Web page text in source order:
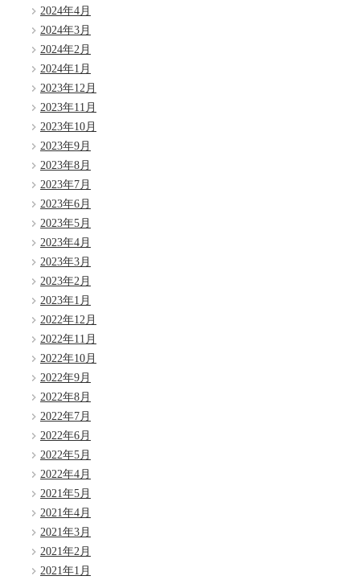
2024年4月
2024年3月
2024年2月
2024年1月
2023年12月
2023年11月
2023年10月
2023年9月
2023年8月
2023年7月
2023年6月
2023年5月
2023年4月
2023年3月
2023年2月
2023年1月
2022年12月
2022年11月
2022年10月
2022年9月
2022年8月
2022年7月
2022年6月
2022年5月
2022年4月
2021年5月
2021年4月
2021年3月
2021年2月
2021年1月